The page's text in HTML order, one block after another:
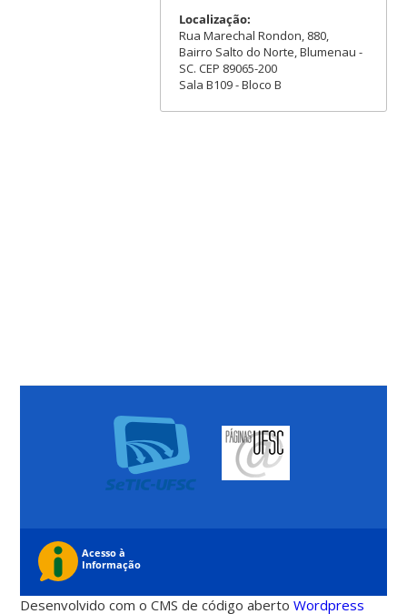
Localização:
Rua Marechal Rondon, 880,
Bairro Salto do Norte, Blumenau -
SC. CEP 89065-200
Sala B109 - Bloco B
Desenvolvido com o CMS de código abertoWordpress